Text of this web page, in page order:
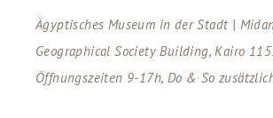
Ägyptisches Museum in der Stadt |
Geographical Society Building, Kairo
Öffnungszeiten 9-17h, Do & So